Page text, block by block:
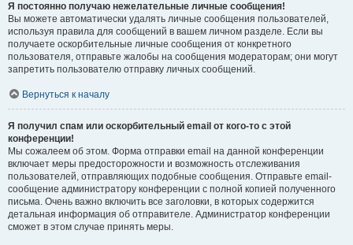
Я постоянно получаю нежелательные личные сообщения!
Вы можете автоматически удалять личные сообщения пользователей,
используя правила для сообщений в вашем личном разделе. Если вы
получаете оскорбительные личные сообщения от конкретного
пользователя, отправьте жалобы на сообщения модераторам; они могут
запретить пользователю отправку личных сообщений.
Вернуться к началу
Я получил спам или оскорбительный email от кого-то с этой
конференции!
Мы сожалеем об этом. Форма отправки email на данной конференции
включает меры предосторожности и возможность отслеживания
пользователей, отправляющих подобные сообщения. Отправьте email-
сообщение администратору конференции с полной копией полученного
письма. Очень важно включить все заголовки, в которых содержится
детальная информация об отправителе. Администратор конференции
сможет в этом случае принять меры.